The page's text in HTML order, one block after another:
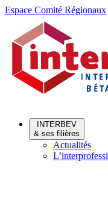
Aller
Aller
contenu
Espace Comité Régionaux
INTERBEV
& ses filières
Actualités